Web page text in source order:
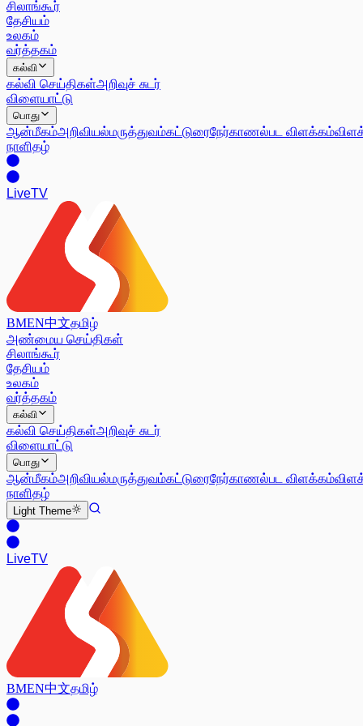
சிலாங்கூர்
தேசியம்
உலகம்
வர்த்தகம்
கல்வி
கல்வி செய்திகள்அறிவுச் சுடர்
விளையாட்டு
பொது
ஆன்மீகம்அறிவியல்மருத்துவம்கட்டுரைநேர்காணல்பட விளக்கம்
நாளிதழ்
LiveTV
BMEN中文தமிழ்
அண்மைய செய்திகள்
சிலாங்கூர்
தேசியம்
உலகம்
வர்த்தகம்
கல்வி
கல்வி செய்திகள்அறிவுச் சுடர்
விளையாட்டு
பொது
ஆன்மீகம்அறிவியல்மருத்துவம்கட்டுரைநேர்காணல்பட விளக்கம்
நாளிதழ்
Light Theme
LiveTV
BMEN中文தமிழ்